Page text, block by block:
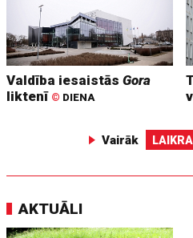
Valdība iesaistāsGora
liktenī © DIENA
Vairāk
AKTUĀLI